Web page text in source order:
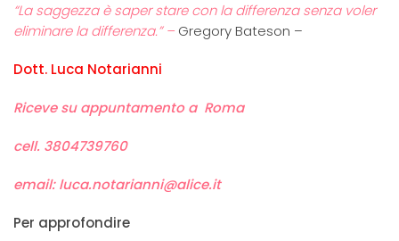
“La saggezza è saper stare con la differenza senza voler
eliminare la differenza.” – Gregory Bateson –
Dott. Luca Notarianni
Riceve su appuntamento a Roma
cell. 3804739760
email: luca.notarianni@alice.it
Per approfondire